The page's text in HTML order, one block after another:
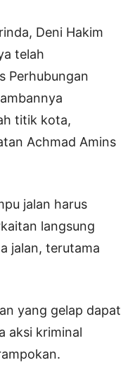
Deni Hakim
telah
Perhubungan
titik kota,
Achmad Amins
jalan harus
langsung
jalan, terutama
yang gelap dapat
aksi kriminal